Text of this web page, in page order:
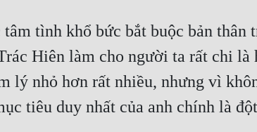
tình khổ bức bắt buộc bản thân
Hiên làm cho người ta rất chi là
lý nhỏ hơn rất nhiều, nhưng vì
tiêu duy nhất của anh chính là